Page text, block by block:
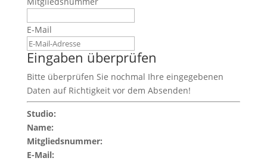
E-Mail
Eingaben überprüfen
Bitte überprüfen Sie nochmal Ihre eingegebenen
Daten auf Richtigkeit vor dem Absenden!
Studio:
Name:
Mitgliedsnummer:
E-Mail: